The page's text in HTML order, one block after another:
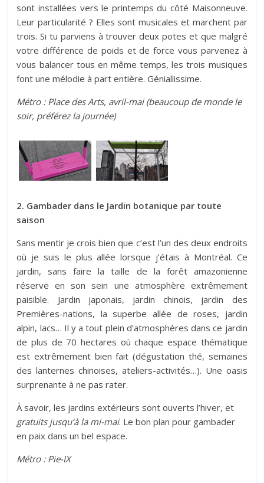
sont installées vers le printemps du côté Maisonneuve.
Leur particularité ? Elles sont musicales et marchent par
trois. Si tu parviens à trouver deux potes et que malgré
votre différence de poids et de force vous parvenez à
vous balancer tous en même temps, les trois musiques
font une mélodie à part entière. Géniallissime.
Métro : Place des Arts, avril-mai (beaucoup de monde le
soir, préférez la journée)
2. Gambader dans le Jardin botanique par toute
saison
Sans mentir je crois bien que c’est l’un des deux endroits
où je suis le plus allée lorsque j’étais à Montréal. Ce
jardin, sans faire la taille de la forêt amazonienne
réserve en son sein une atmosphère extrêmement
paisible. Jardin japonais, jardin chinois, jardin des
Premières-nations, la superbe allée de roses, jardin
alpin, lacs… Il y a tout plein d’atmosphères dans ce jardin
de plus de 70 hectares où chaque espace thématique
est extrêmement bien fait (dégustation thé, semaines
des lanternes chinoises, ateliers-activités…). Une oasis
surprenante à ne pas rater.
À savoir, les jardins extérieurs sont ouverts l’hiver, et
gratuits jusqu’à la mi-mai. Le bon plan pour gambader
en paix dans un bel espace.
Métro : Pie-IX